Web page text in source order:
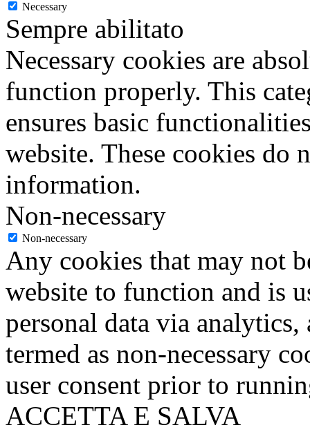
Necessary
Sempre abilitato
Necessary cookies are
function properly. This
ensures basic
website. These cookies do
information.
Non-necessary
Non-necessary
Any cookies that may not
website to function and is
personal data via analytics,
termed as non-necessary
user consent prior to
ACCETTA E SALVA